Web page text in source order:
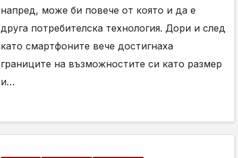
напред, може би повече от която и да е
друга потребителска технология. Дори и след
като смартфоните вече достигнаха
границите на възможностите си като размер
и…